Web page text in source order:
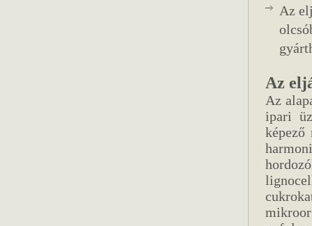
Az
Az
Az
ipari
képező